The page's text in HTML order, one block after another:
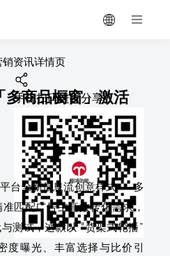
销资讯详情页
商品橱窗」激活
手机扫码进行分享
台全新信息流创意样式——多
匹配广告主高效转化需求，
测试，这款以 “货架式轮播”
度曝光、丰富选择与比价引